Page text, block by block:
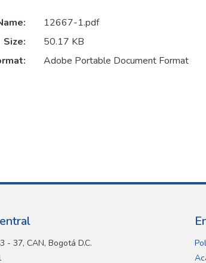
12667-1.pdf
Size:
50.17 KB
Adobe Portable Document Format
- 37, CAN, Bogotá D.C.